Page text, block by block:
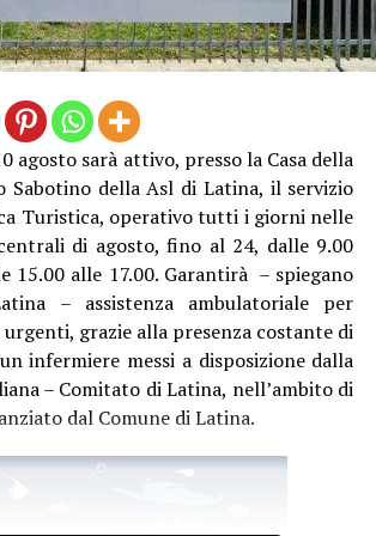
agosto sarà attivo, presso la Casa della
Sabotino della Asl di Latina, il servizio
Turistica, operativo tutti i giorni nelle
di agosto, fino al 24, dalle 9.00
15.00 alle 17.00. Garantirà – spiegano
– assistenza ambulatoriale per
grazie alla presenza costante di
infermiere messi a disposizione dalla
– Comitato di Latina, nell’ambito di
dal Comune di Latina.